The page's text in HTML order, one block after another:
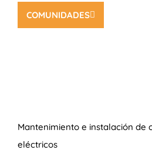
COMUNIDADES
Mantenimiento e instalación de
eléctricos